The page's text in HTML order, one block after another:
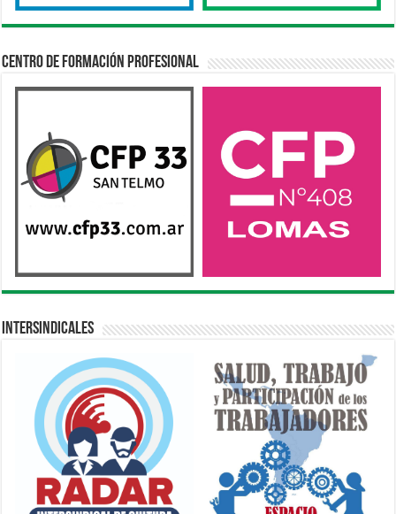
Centro de Formación Profesional
Intersindicales